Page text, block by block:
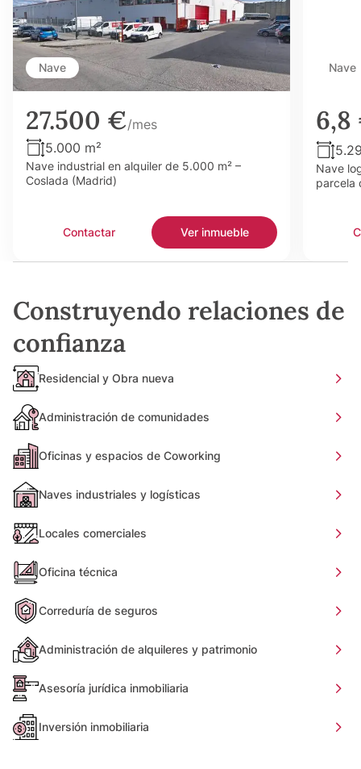
Nave
27.500 €/mes
5.000 m²
Nave industrial en alquiler de 5.000 m² –
Coslada (Madrid)
Contactar Ver inmueble
Nave
Nave
parcela
Construyendo relaciones de
confianza
Residencial y Obra nueva
Administración de comunidades
Oficinas y espacios de Coworking
Naves industriales y logísticas
Locales comerciales
Oficina técnica
Correduría de seguros
Administración de alquileres y patrimonio
Asesoría jurídica inmobiliaria
Inversión inmobiliaria